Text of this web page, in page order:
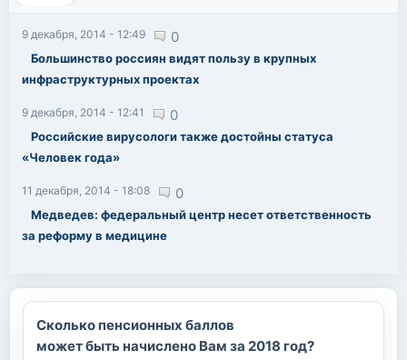
9 декабря, 2014 - 12:49 0
Большинство россиян видят пользу в крупных
инфраструктурных проектах
9 декабря, 2014 - 12:41 0
Российские вирусологи также достойны статуса
«Человек года»
11 декабря, 2014 - 18:08 0
Медведев: федеральный центр несет ответственность
за реформу в медицине
Сколько пенсионных баллов
может быть начислено Вам за 2018 год?